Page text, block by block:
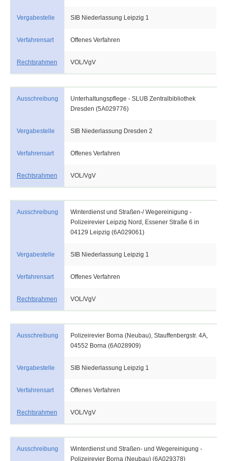
Vergabestelle SIB Niederlassung Leipzig 1
Verfahrensart Offenes Verfahren
Rechtsrahmen VOL/VgV
Ausschreibung
Unterhaltungspflege - SLUB Zentralbibliothek
Dresden (5A029776)
Vergabestelle SIB Niederlassung Dresden 2
Verfahrensart Offenes Verfahren
Rechtsrahmen VOL/VgV
Ausschreibung
Winterdienst und Straßen-/ Wegereinigung -
Polizeirevier Leipzig Nord, Essener Straße 6 in
04129 Leipzig (6A029061)
Vergabestelle SIB Niederlassung Leipzig 1
Verfahrensart Offenes Verfahren
Rechtsrahmen VOL/VgV
Ausschreibung
Polizeirevier Borna (Neubau), Stauffenbergstr. 4A,
04552 Borna (6A028909)
Vergabestelle SIB Niederlassung Leipzig 1
Verfahrensart Offenes Verfahren
Rechtsrahmen VOL/VgV
Ausschreibung
Winterdienst und Straßen- und Wegereinigung -
Polizeirevier Borna (Neubau) (6A029378)